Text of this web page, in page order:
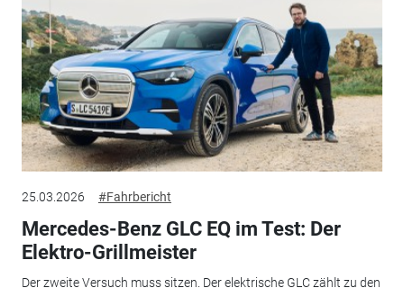
25.03.2026 #Fahrbericht
Mercedes-Benz GLC EQ im Test: Der
Elektro-Grillmeister
Der zweite Versuch muss sitzen. Der elektrische GLC zählt zu den